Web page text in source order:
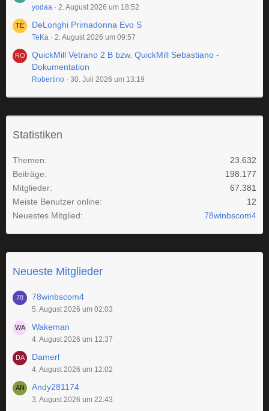
yodaa 2. August 2026 um 18:52
DeLonghi Primadonna Evo S
TeKa 2. August 2026 um 09:57
QuickMill Vetrano 2 B bzw. QuickMill Sebastiano -
Dokumentation
Robertino 30. Juli 2026 um 13:19
Statistiken
Themen
23.632
Beiträge
198.177
Mitglieder
67.381
Meiste Benutzer online
12
Neuestes Mitglied
78winbscom4
Neueste Mitglieder
78winbscom4
5. August 2026 um 02:03
Wakeman
4. August 2026 um 12:37
Damerl
4. August 2026 um 12:02
Andy281174
3. August 2026 um 22:43